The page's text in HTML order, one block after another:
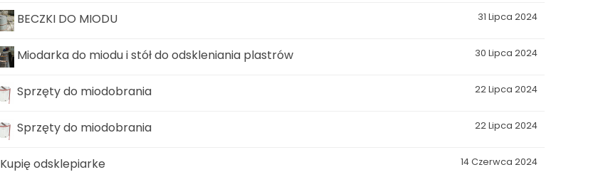
31 Lipca 2024
BECZKI DO MIODU
30 Lipca 2024
Miodarka do miodu i stół do odskleniania plastrów
22 Lipca 2024
Sprzęty do miodobrania
22 Lipca 2024
Sprzęty do miodobrania
14 Czerwca 2024
Kupię odsklepiarke